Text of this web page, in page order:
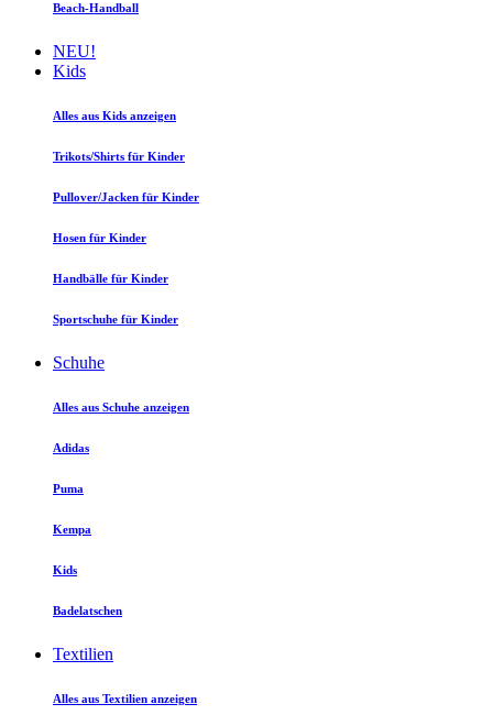
Beach-Handball
NEU!
Kids
Alles aus Kids anzeigen
Trikots/Shirts für Kinder
Pullover/Jacken für Kinder
Hosen für Kinder
Handbälle für Kinder
Sportschuhe für Kinder
Schuhe
Alles aus Schuhe anzeigen
Adidas
Puma
Kempa
Kids
Badelatschen
Textilien
Alles aus Textilien anzeigen